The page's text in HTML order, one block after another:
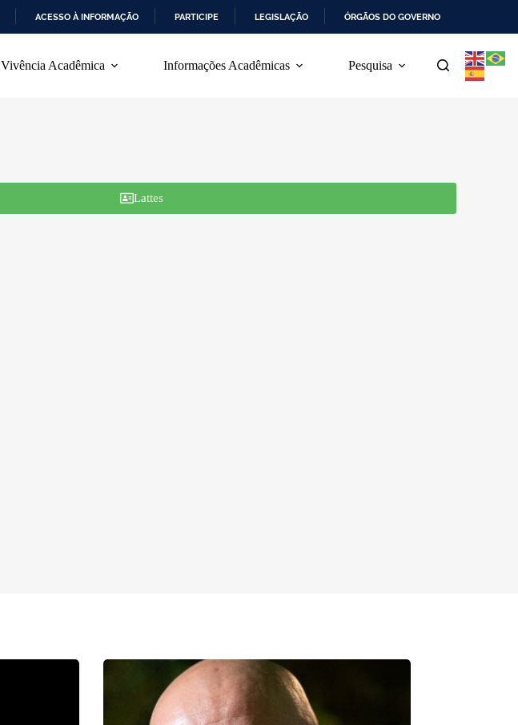
ACESSO À INFORMAÇÃO PARTICIPE LEGISLAÇÃO ÓRGÃOS DO GOVERNO
Vivência Acadêmica Informações Acadêmicas Pesquisa
Lattes